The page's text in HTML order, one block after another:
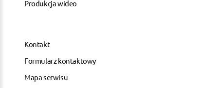
Produkcja wideo
Kontakt
Formularz kontaktowy
Mapa serwisu